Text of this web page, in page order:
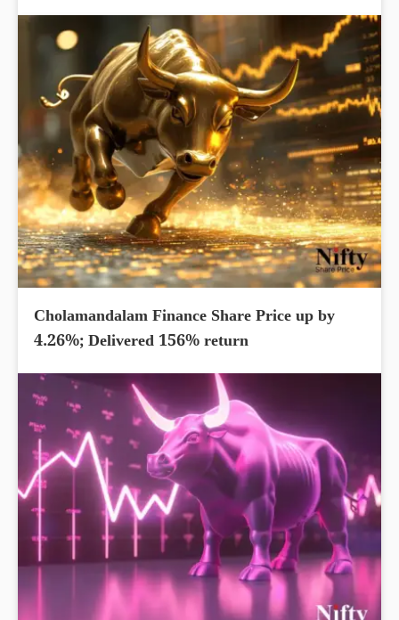
Cholamandalam Finance Share Price up by
4.26%; Delivered 156% return